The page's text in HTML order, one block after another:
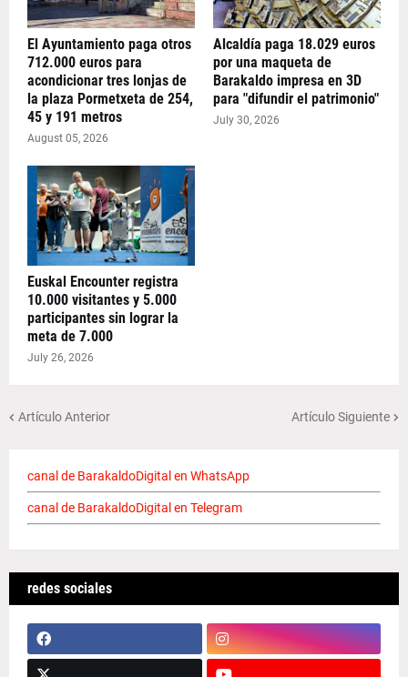
El Ayuntamiento paga otros
712.000 euros para
acondicionar tres lonjas de
la plaza Pormetxeta de 254,
45 y 191 metros
August 05, 2026
Alcaldía paga 18.029 euros
por una maqueta de
Barakaldo impresa en 3D
para "difundir el patrimonio"
July 30, 2026
Euskal Encounter registra
10.000 visitantes y 5.000
participantes sin lograr la
meta de 7.000
July 26, 2026
Artículo Anterior Artículo Siguiente
canal de BarakaldoDigital en WhatsApp
canal de BarakaldoDigital en Telegram
redes sociales